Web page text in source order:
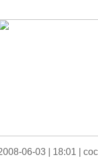
06-03 | 18:01 |